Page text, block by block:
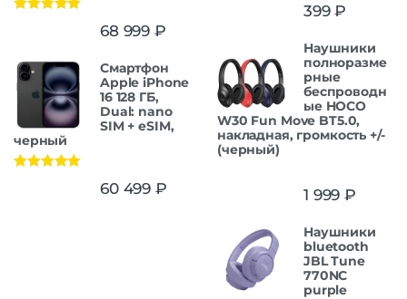
68 999 ₽
Смартфон
Apple iPhone
16 128 ГБ,
Dual: nano
SIM + eSIM,
черный
60 499 ₽
399₽
Наушники
полноразме
рные
беспроводн
ые HOCO
W30 Fun Move BT5.0,
накладная, громкость +/-
(черный)
1 999 ₽
Наушники
bluetooth
JBL Tune
770NC
purple